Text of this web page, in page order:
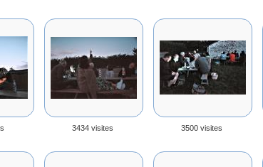
3434 visites 3500 visites